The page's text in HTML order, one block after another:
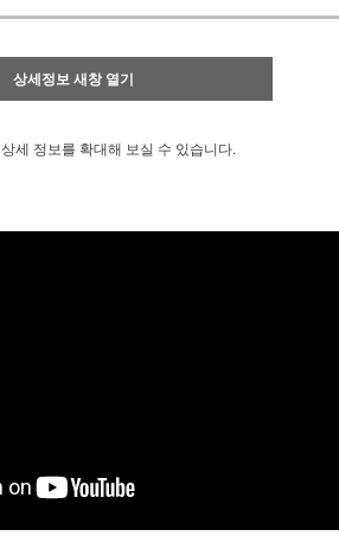
상세정보 새창 열기
상세 정보를 확대해 보실 수 있습니다.